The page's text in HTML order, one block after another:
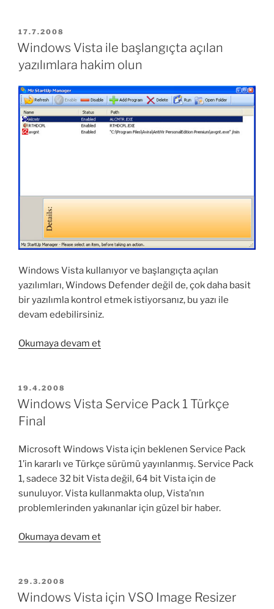
Resizer
Powertoy”
YAYIM
TARIHI
17.7.2008
Windows Vista ile başlangıçta açılan
yazılımlara hakim olun
Windows Vista kullanıyor ve başlangıçta açılan
yazılımları, Windows Defender değil de, çok daha basit
bir yazılımla kontrol etmek istiyorsanız, bu yazı ile
devam edebilirsiniz.
Okumaya devam et“Windows
açılan
olun”
YAYIM
TARIHI
19.4.2008
Windows Vista Service Pack 1 Türkçe
Final
Microsoft Windows Vista için beklenen Service Pack
1’in kararlı ve Türkçe sürümü yayınlanmış. Service Pack
1, sadece 32 bit Vista değil, 64 bit Vista için de
sunuluyor. Vista kullanmakta olup, Vista’nın
problemlerinden yakınanlar için güzel bir haber.
Okumaya devam et“Windows
1
YAYIM
TARIHI
29.3.2008
Windows Vista için VSO Image Resizer